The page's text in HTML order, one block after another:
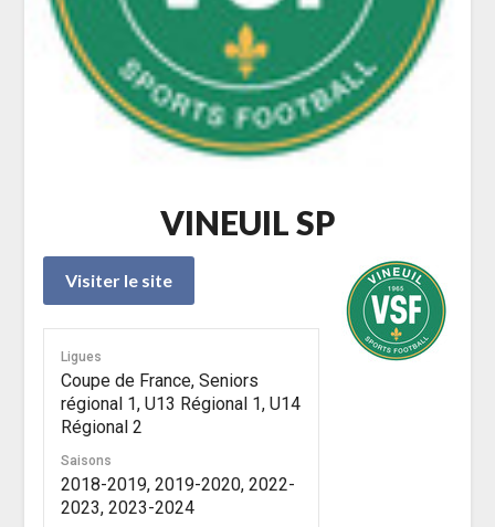
VINEUIL SP
Ligues
Coupe de France, Seniors
régional 1, U13 Régional 1, U14
Régional 2
Saisons
2018-2019, 2019-2020, 2022-
2023, 2023-2024